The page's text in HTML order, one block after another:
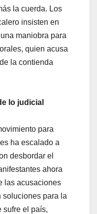
la cuerda. Los
insisten en
maniobra para
quien acusa
la contienda
lo judicial
para
ha escalado a
desbordar el
ahora
las acusaciones
soluciones para la
sufre el país,